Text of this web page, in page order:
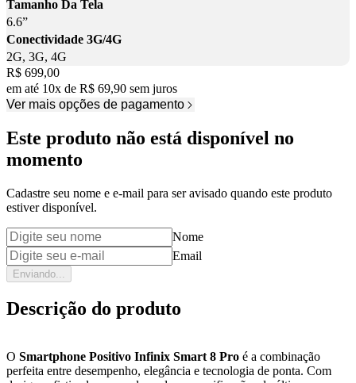
Tamanho Da Tela
6.6”
Conectividade 3G/4G
2G, 3G, 4G
Price:
R$ 699,00
em até 10x de R$ 69,90 sem juros
Ver mais opções de pagamento
Este produto não está disponível no
momento
Cadastre seu nome e e-mail para ser avisado quando este produto
estiver disponível.
Nome
Email
Enviando...
Descrição do produto
O Smartphone Positivo Infinix Smart 8 Pro é a combinação
perfeita entre desempenho, elegância e tecnologia de ponta. Com